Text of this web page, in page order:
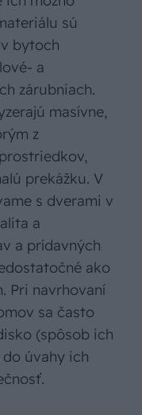
sú
bytoch
a
zárubniach.
masívne,
z
prekážku. V
s dverami v
a
a prídavných
ako
Pri navrhovaní
sa často
(spôsob ich
do úvahy ich